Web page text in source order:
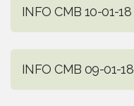
INFO CMB 10-01-18
INFO CMB 09-01-18